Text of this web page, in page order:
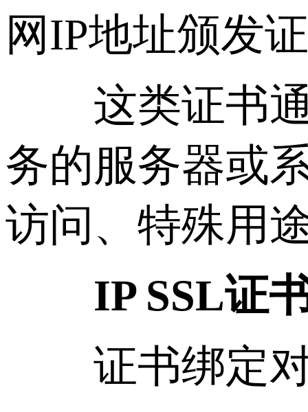
网IP地址颁发
这类证书通
务的服务器或
访问、特殊用
IP SSL证
证书绑定对